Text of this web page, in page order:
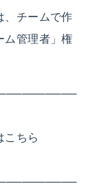
、チームで作
ム管理者」権
こちら